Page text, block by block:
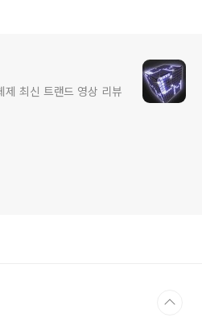
최신 트랜드 영상 리뷰